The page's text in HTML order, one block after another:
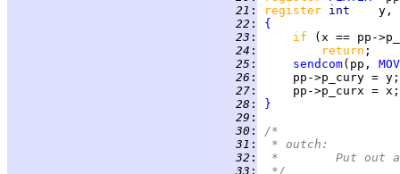
  21
: register int
  22
:
{
  23
:
if
  24
: return
  25
: sendcom(pp,
  26
:
  27
:
  28
:
}
  29
:
  30
:
/*
  31
:
* outch:
  32
:
*	Put
  33
:
*/